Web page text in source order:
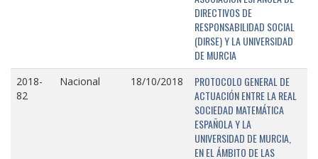
DIRECTIVOS DE
RESPONSABILIDAD SOCIAL
(DIRSE) Y LA UNIVERSIDAD
DE MURCIA
2018-
82
Nacional 18/10/2018
PROTOCOLO GENERAL DE
ACTUACIÓN ENTRE LA REAL
SOCIEDAD MATEMÁTICA
ESPAÑOLA Y LA
UNIVERSIDAD DE MURCIA,
EN EL ÁMBITO DE LAS